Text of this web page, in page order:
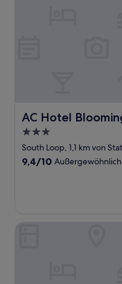
AC Hotel
AC Hotel
3.0-
Sterne-
Unterkunft
South Loop, 1,1 km von
9.4
9,4/10 Außergewöhnlich
InterContinental